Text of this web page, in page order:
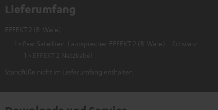
Lieferumfang
EFFEKT 2 (B-Ware)
1 × Paar Satelliten-Lautsprecher EFFEKT 2 (B-Ware) – Schwarz
1 × EFFEKT 2 Netzkabel
Standfüße nicht im Lieferumfang enthalten